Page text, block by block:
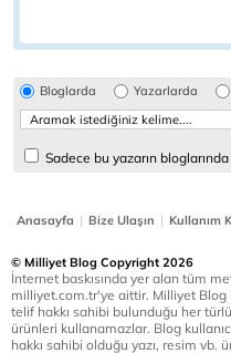
Bloglarda Yazarlarda
Sadece bu yazarın
Anasayfa | Bize Ulaşın | Kullanım
© Milliyet Blog Copyright 2026
İnternet baskısında yer alan tüm
milliyet.com.tr'ye aittir. Milliyet Blog
telif hakkı sahibi bulunduğu her
ürünleri kullanamazlar. Blog
hakkı sahibi olduğu yazı, resim vb.